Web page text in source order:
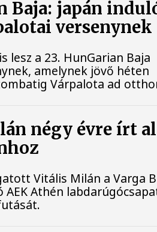
Baja: japán
versenynek
lesz a 23. HunGarian Baja
amelynek jövő héten
Várpalota ad
négy évre írt
Vitális Milán a Varga
Athén